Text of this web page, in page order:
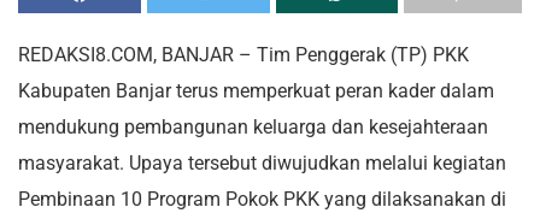
REDAKSI8.COM, BANJAR – Tim Penggerak (TP) PKK
Kabupaten Banjar terus memperkuat peran kader dalam
mendukung pembangunan keluarga dan kesejahteraan
masyarakat. Upaya tersebut diwujudkan melalui kegiatan
Pembinaan 10 Program Pokok PKK yang dilaksanakan di